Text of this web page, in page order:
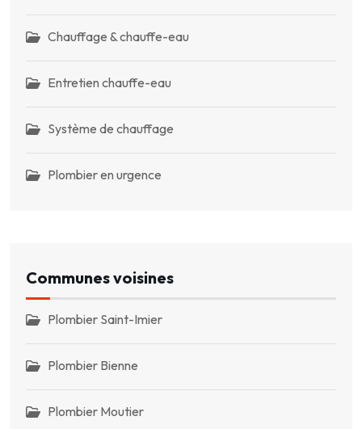
Chauffage & chauffe-eau
Entretien chauffe-eau
Système de chauffage
Plombier en urgence
Communes voisines
Plombier Saint-Imier
Plombier Bienne
Plombier Moutier